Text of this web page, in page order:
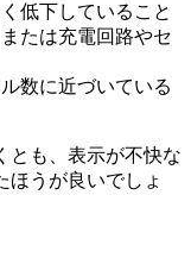
低下していること
たは充電回路やセ
数に近づいている
とも、表示が不快な
ほうが良いでしょ